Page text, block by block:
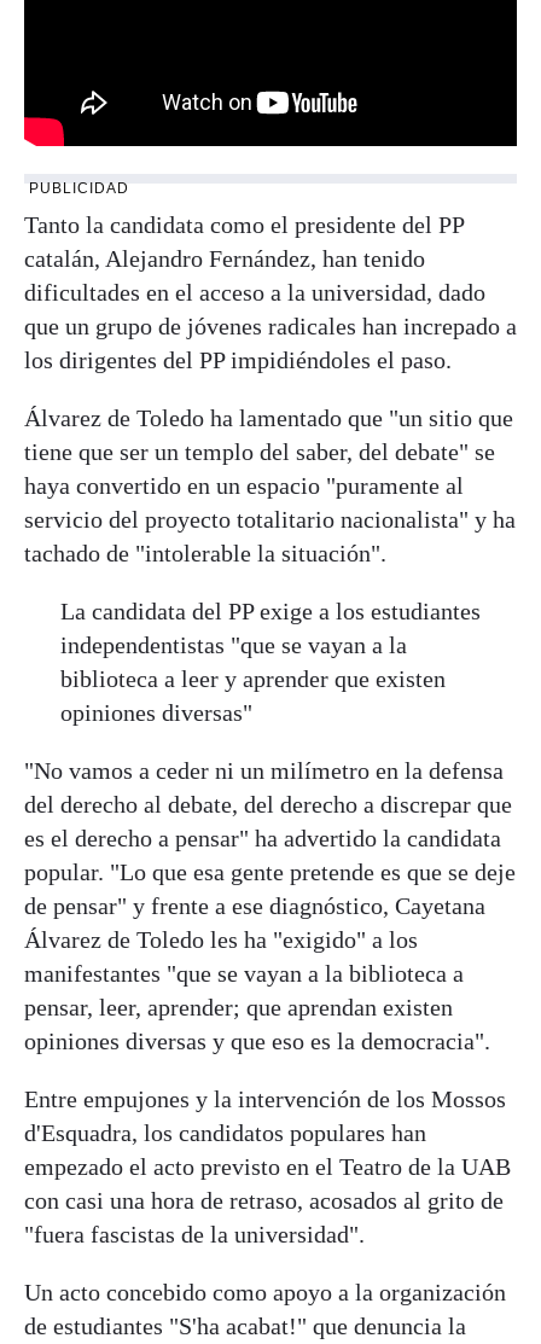
PUBLICIDAD
Tanto la candidata como el presidente del PP
catalán, Alejandro Fernández, han tenido
dificultades en el acceso a la universidad, dado
que un grupo de jóvenes radicales han increpado a
los dirigentes del PP impidiéndoles el paso.
Álvarez de Toledo ha lamentado que "un sitio que
tiene que ser un templo del saber, del debate" se
haya convertido en un espacio "puramente al
servicio del proyecto totalitario nacionalista" y ha
tachado de "intolerable la situación".
La candidata del PP exige a los estudiantes
independentistas "que se vayan a la
biblioteca a leer y aprender que existen
opiniones diversas"
"No vamos a ceder ni un milímetro en la defensa
del derecho al debate, del derecho a discrepar que
es el derecho a pensar" ha advertido la candidata
popular. "Lo que esa gente pretende es que se deje
de pensar" y frente a ese diagnóstico, Cayetana
Álvarez de Toledo les ha "exigido" a los
manifestantes "que se vayan a la biblioteca a
pensar, leer, aprender; que aprendan existen
opiniones diversas y que eso es la democracia".
Entre empujones y la intervención de los Mossos
d'Esquadra, los candidatos populares han
empezado el acto previsto en el Teatro de la UAB
con casi una hora de retraso, acosados al grito de
"fuera fascistas de la universidad".
Un acto concebido como apoyo a la organización
de estudiantes "S'ha acabat!" que denuncia la